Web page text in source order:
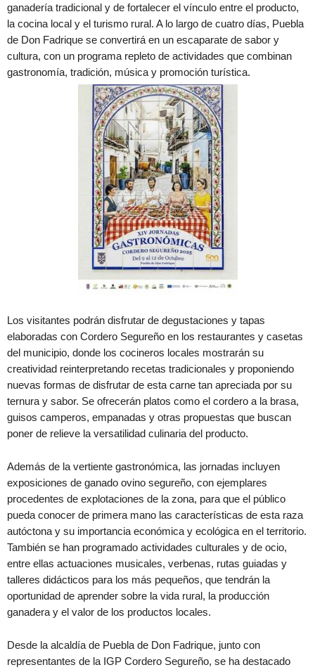
ganadería tradicional y de fortalecer el vínculo entre el producto,
la cocina local y el turismo rural. A lo largo de cuatro días, Puebla
de Don Fadrique se convertirá en un escaparate de sabor y
cultura, con un programa repleto de actividades que combinan
gastronomía, tradición, música y promoción turística.
Los visitantes podrán disfrutar de degustaciones y tapas
elaboradas con Cordero Segureño en los restaurantes y casetas
del municipio, donde los cocineros locales mostrarán su
creatividad reinterpretando recetas tradicionales y proponiendo
nuevas formas de disfrutar de esta carne tan apreciada por su
ternura y sabor. Se ofrecerán platos como el cordero a la brasa,
guisos camperos, empanadas y otras propuestas que buscan
poner de relieve la versatilidad culinaria del producto.
Además de la vertiente gastronómica, las jornadas incluyen
exposiciones de ganado ovino segureño, con ejemplares
procedentes de explotaciones de la zona, para que el público
pueda conocer de primera mano las características de esta raza
autóctona y su importancia económica y ecológica en el territorio.
También se han programado actividades culturales y de ocio,
entre ellas actuaciones musicales, verbenas, rutas guiadas y
talleres didácticos para los más pequeños, que tendrán la
oportunidad de aprender sobre la vida rural, la producción
ganadera y el valor de los productos locales.
Desde la alcaldía de Puebla de Don Fadrique, junto con
representantes de la IGP Cordero Segureño, se ha destacado